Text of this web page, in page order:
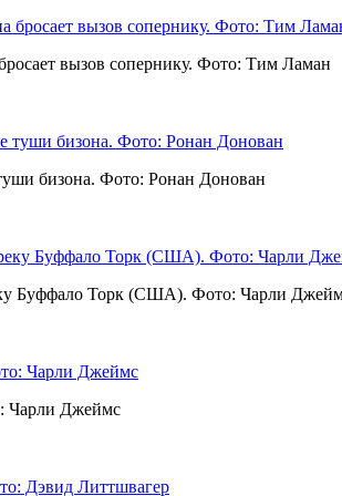
вызов сопернику. Фото: Тим Ламан
бизона. Фото: Ронан Донован
Буффало Торк (США). Фото: Чарли
Чарли Джеймс